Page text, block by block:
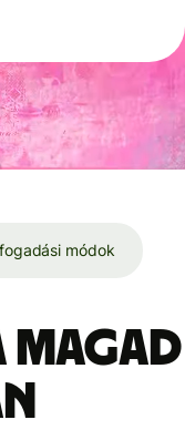
módok
magad